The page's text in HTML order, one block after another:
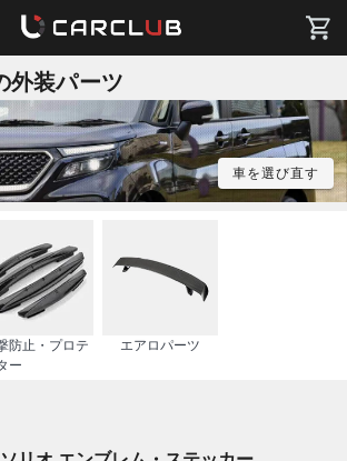
外装パーツ
車を選び直す
防止・プロテ
ー
エアロパーツ